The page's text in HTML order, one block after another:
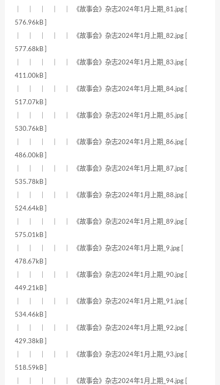
｜ ｜ ｜ ｜ ｜ 《故事会》杂志2024年1月上期_81.jpg [
576.96kB ]
｜ ｜ ｜ ｜ ｜ 《故事会》杂志2024年1月上期_82.jpg [
577.68kB ]
｜ ｜ ｜ ｜ ｜ 《故事会》杂志2024年1月上期_83.jpg [
411.00kB ]
｜ ｜ ｜ ｜ ｜ 《故事会》杂志2024年1月上期_84.jpg [
517.07kB ]
｜ ｜ ｜ ｜ ｜ 《故事会》杂志2024年1月上期_85.jpg [
530.76kB ]
｜ ｜ ｜ ｜ ｜ 《故事会》杂志2024年1月上期_86.jpg [
486.00kB ]
｜ ｜ ｜ ｜ ｜ 《故事会》杂志2024年1月上期_87.jpg [
535.78kB ]
｜ ｜ ｜ ｜ ｜ 《故事会》杂志2024年1月上期_88.jpg [
524.64kB ]
｜ ｜ ｜ ｜ ｜ 《故事会》杂志2024年1月上期_89.jpg [
575.01kB ]
｜ ｜ ｜ ｜ ｜ 《故事会》杂志2024年1月上期_9.jpg [
478.67kB ]
｜ ｜ ｜ ｜ ｜ 《故事会》杂志2024年1月上期_90.jpg [
449.21kB ]
｜ ｜ ｜ ｜ ｜ 《故事会》杂志2024年1月上期_91.jpg [
534.46kB ]
｜ ｜ ｜ ｜ ｜ 《故事会》杂志2024年1月上期_92.jpg [
429.38kB ]
｜ ｜ ｜ ｜ ｜ 《故事会》杂志2024年1月上期_93.jpg [
518.59kB ]
｜ ｜ ｜ ｜ ｜ 《故事会》杂志2024年1月上期_94.jpg [